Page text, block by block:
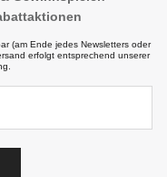
(am Ende jedes Newsletters oder
erfolgt entsprechend unserer